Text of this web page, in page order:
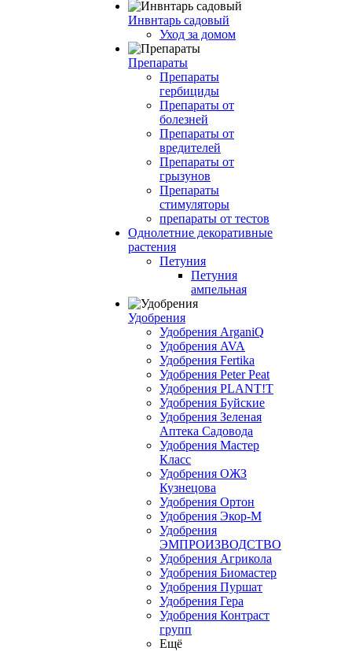
Инвнтарь садовый
Уход за домом
Препараты
Препараты
гербициды
Препараты от
болезней
Препараты от
вредителей
Препараты от
грызунов
Препараты
стимуляторы
препараты от тестов
Однолетние декоративные
растения
Петуния
Петуния
ампельная
Удобрения
Удобрения ArganiQ
Удобрения AVA
Удобрения Fertika
Удобрения Peter Peat
Удобрения PLANT!T
Удобрения Буйские
Удобрения Зеленая
Аптека Садовода
Удобрения Мастер
Класс
Удобрения ОЖЗ
Кузнецова
Удобрения Ортон
Удобрения Экор-М
Удобрения
ЭМПРОИЗВОДСТВО
Удобрения Агрикола
Удобрения Биомастер
Удобрения Пуршат
Удобрения Гера
Удобрения Контраст
групп
Ещё